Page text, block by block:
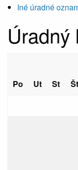
Iné úradné
Úradný
Po
Ut St Št